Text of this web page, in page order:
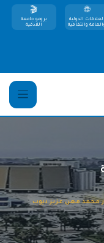
العلاقات الدولية
والثقافية
برومو جامعة
اللاذقية
محمد معن عزيز ديوب